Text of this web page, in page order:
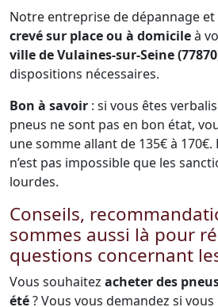
Notre entreprise de dépannage et
crevé sur place ou à domicileà
ville de Vulaines-sur-Seine
dispositions nécessaires.
Bon à savoir : si vous êtes
pneus ne sont pas en bon état,
une somme allant de 135€ à 170€.
n’est pas impossible que les
lourdes.
Conseils,
sommes aussi là pour
questions concernant
Vous souhaitez acheter des
été? Vous vous demandez si